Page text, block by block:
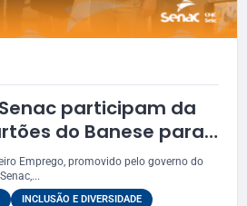
participam da
do Banese para
Primeiro
Emprego, promovido pelo governo do
INCLUSÃO E DIVERSIDADE